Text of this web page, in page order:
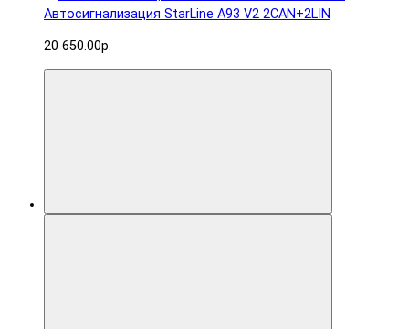
Автосигнализация StarLine A93 V2 2CAN+2LIN
20 650.00р.